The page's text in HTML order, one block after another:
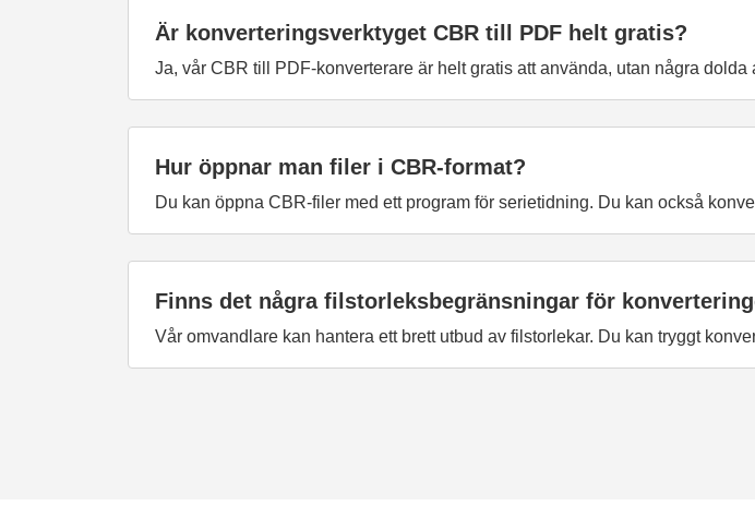
Är konverteringsverktyget CBR till PDF helt gratis?
Ja, vår CBR till PDF-konverterare är helt gratis att använda, utan några dolda
Hur öppnar man filer i CBR-format?
Du kan öppna CBR-filer med ett program för serietidning. Du kan också
Finns det några filstorleksbegränsningar för
Vår omvandlare kan hantera ett brett utbud av filstorlekar. Du kan tryggt